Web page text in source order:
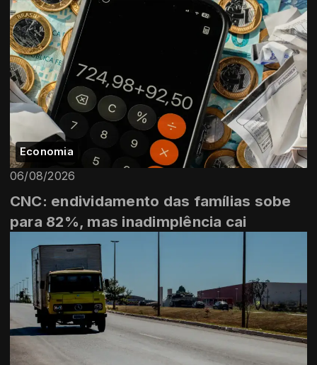
Economia
06/08/2026
CNC: endividamento das famílias sobe
para 82%, mas inadimplência cai